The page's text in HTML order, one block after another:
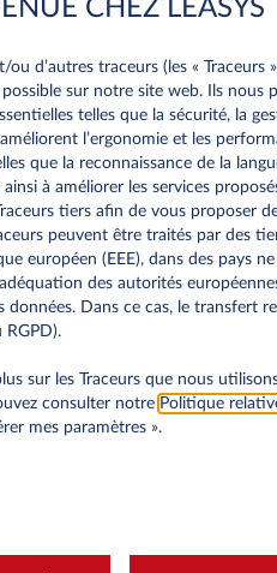
Modèle
Durée du contrat
CHEZ LEASYS
d’autres traceurs (les « Traceurs
sur notre site web. Ils nous
telles que la sécurité, la
l’ergonomie et les
que la reconnaissance de la
à améliorer les services
tiers afin de vous proposer
peuvent être traités par des
européen (EEE), dans des pays
des autorités
Dans ce cas, le transfert
RGPD).
sur les Traceurs que nous
consulter notre Politique
mes paramètres ».